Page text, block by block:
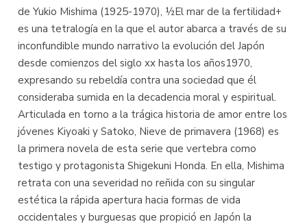
de Yukio Mishima (1925-1970), ½El mar de la fertilidad+
es una tetralogía en la que el autor abarca a través de su
inconfundible mundo narrativo la evolución del Japón
desde comienzos del siglo xx hasta los años1970,
expresando su rebeldía contra una sociedad que él
consideraba sumida en la decadencia moral y espiritual.
Articulada en torno a la trágica historia de amor entre los
jóvenes Kiyoaki y Satoko, Nieve de primavera (1968) es
la primera novela de esta serie que vertebra como
testigo y protagonista Shigekuni Honda. En ella, Mishima
retrata con una severidad no reñida con su singular
estética la rápida apertura hacia formas de vida
occidentales y burguesas que propició en Japón la